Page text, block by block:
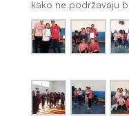
kako ne podržavaju